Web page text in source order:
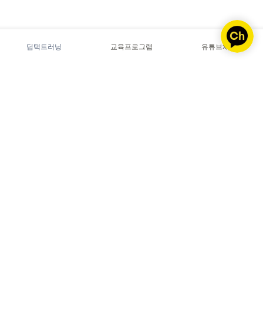
딥택트러닝 교육프로그램 유튜브채널